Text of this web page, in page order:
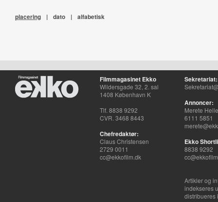
placering | dato | alfabetisk
Filmmagasinet Ekko
Wildersgade 32, 2. sal
1408 København K
Tlf. 8838 9292
CVR. 3468 8443
Chefredaktør:
Claus Christensen
2729 0011
cc@ekkofilm.dk
Sekretariat:
Annoncer:
Merete
6111 5851
Ekko
8838 9292
Artikler og
indekseres
distribueres